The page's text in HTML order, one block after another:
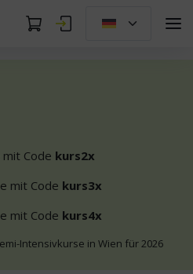
Code kurs2x
mit Code kurs3x
mit Code kurs4x
Intensivkurse in Wien für 2026